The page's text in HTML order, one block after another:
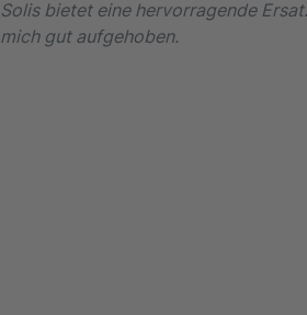
Solis bietet eine hervorragende
mich gut aufgehoben.